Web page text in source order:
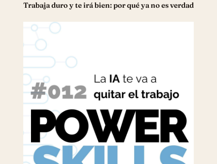
Trabaja duro y te irá bien: por qué ya no es verdad